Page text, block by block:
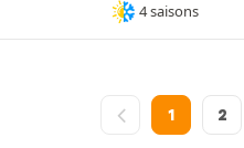
4 saisons
1 2